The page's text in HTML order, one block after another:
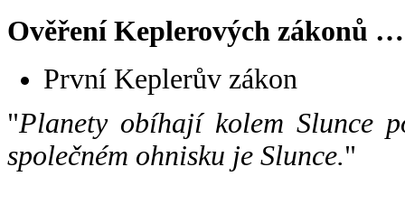
Ověření Keplerových zákonů …
První Keplerův zákon
"Planety obíhají kolem Slunce
společném ohnisku je Slunce."